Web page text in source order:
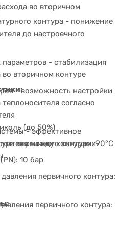
во вторичном
контура - понижение
до настроечного
- стабилизация
вторичном контуре
- возможность настройки
согласно
- эффективное
между контурами
(до 50%)
первичного контура: 90°C
10 бар
первичного контура:
первичного контура: